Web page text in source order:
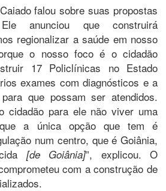
falou sobre suas propostas
anunciou que construirá
regionalizar a saúde em nosso
o nosso foco é o cidadão
17 Policlínicas no Estado
exames com diagnósticos e a
que possam ser atendidos.
cidadão para ele não viver uma
a única opção que tem é
num centro, que é Goiânia,
[de Goiânia]”, explicou. O
com a construção de